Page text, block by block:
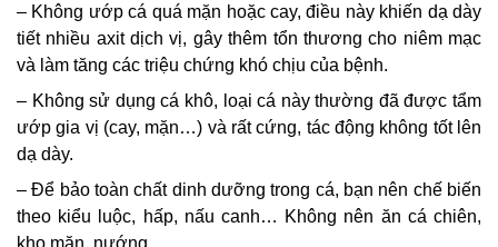
– Không ướp cá quá mặn hoặc cay, điều này khiến dạ dày
tiết nhiều axit dịch vị, gây thêm tổn thương cho niêm mạc
và làm tăng các triệu chứng khó chịu của bệnh.
– Không sử dụng cá khô, loại cá này thường đã được tẩm
ướp gia vị (cay, mặn…) và rất cứng, tác động không tốt lên
dạ dày.
– Để bảo toàn chất dinh dưỡng trong cá, bạn nên chế biến
theo kiểu luộc, hấp, nấu canh… Không nên ăn cá chiên,
kho mặn, nướng.